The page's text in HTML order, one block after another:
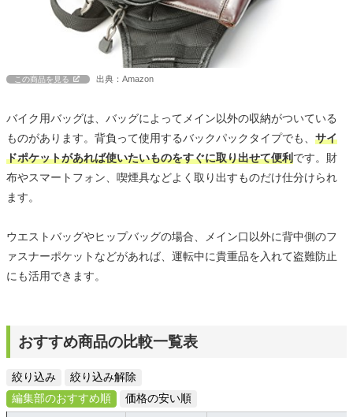
この商品を見る 出典：Amazon
バイク用バッグは、バッグによってメイン以外の収納がついている
ものがあります。背負って使用するバックパックタイプでも、 サイ
ドポケットがあれば使いたいものをすぐに取り出せて便利です。財
布やスマートフォン、喫煙具などよく取り出すものだけ仕分けられ
ます。
ウエストバッグやヒップバッグの場合、メイン口以外に背中側のフ
ァスナーポケットなどがあれば、運転中に貴重品を入れて盗難防止
にも活用できます。
おすすめ商品の比較一覧表
絞り込み
絞り込み解除
編集部のおすすめ順
価格の安い順